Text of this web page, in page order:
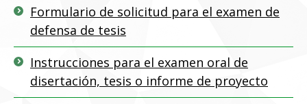
Formulario de solicitud para el examen de
defensa de tesis
Instrucciones para el examen oral de
disertación, tesis o informe de proyecto